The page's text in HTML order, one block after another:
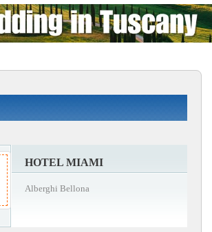
HOTEL MIAMI
Alberghi Bellona